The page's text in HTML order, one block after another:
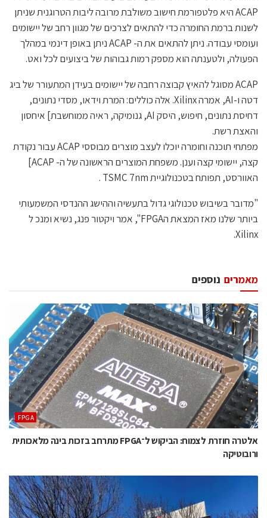
ACAP היא פלטפורמת חישוב משולבת מרובה ליבות הטרוגנית שניתן
לשנות ברמת החומרה כדי להתאים לצרכים של מגוון רחב של יישומים
ועומסי עבודה. ניתן להתאים את ה- ACAP ניתן באופן דינמי במהלך
הפעולה, ולטענתה הוא מספק רמות גבוהות של ביצועים לכל ואט.
ACAP מסוגל להאיץ קבוצה רחבה של יישומים בעידן המתעורר של ביג
דטה ו-AI, אמרה Xilinx. אלה כוללים: המרת וידאו, מסדי נתונים,
דחיסת נתונים, חיפוש, היסק AI, גנומיקה, ראיה ממוחשבת] איחסון
והאצת רשת.
מפתחי תוכנה וחומרה יוכלו לעצב מוצרים מבוססי ACAP עבור נקודת
קצה, יישומי קצה וענן. משפחת המוצרים הראשונה של ה- ACAP]
האוורסט, תפותח בטכנולוגיית TSMC 7nm .
"מדובר בשיבוש טכנולוגי גדול בתעשיה וההישג ההנדסי המשמעותי
ביותר שלנו מאז המצאת הFPGA", אמר ויקטור פנג, נשיא ומנכ ל
Xilinx.
נוספים מאמרים
‫‪FPGA‬‬
אלטרה חוזרת לצמוח: הביקוש ל־FPGA מתרחב בזכות בינה מלאכותית
ורובוטיקה